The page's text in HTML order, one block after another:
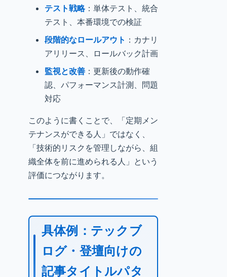
テスト戦略：単体テスト、統合
テスト、本番環境での検証
段階的なロールアウト ：カナリ
アリリース、ロールバック計画
監視と改善 ：更新後の動作確
認、パフォーマンス計測、問題
対応
このように書くことで、「定期メン
テナンスができる人」ではなく、
「技術的リスクを管理しながら、組
織全体を前に進められる人」という
評価につながります。
具体例：テックブ
ログ・登壇向けの
記事タイトルパタ